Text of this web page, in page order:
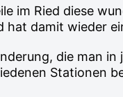
im Ried diese
hat damit wieder
die man
Stationen